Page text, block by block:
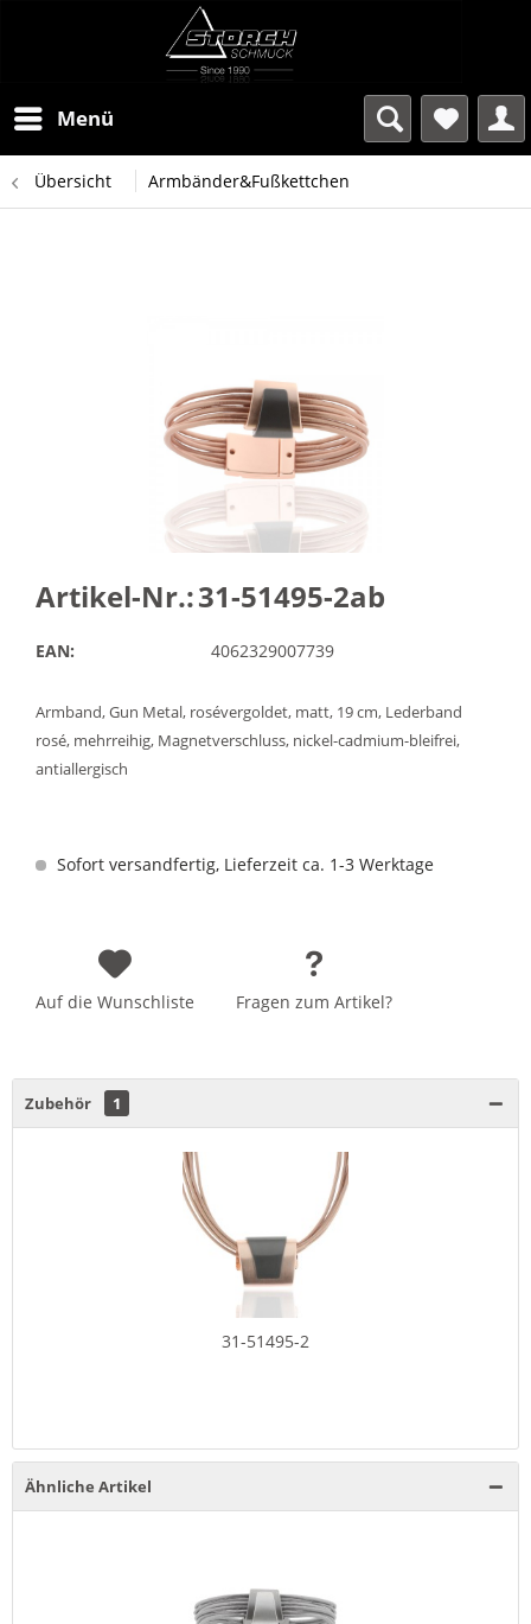
Menü
Übersicht Armbänder&Fußkettchen
Artikel-Nr.:31-51495-2ab
EAN: 4062329007739
Armband, Gun Metal, rosévergoldet, matt, 19 cm, Lederband
rosé, mehrreihig, Magnetverschluss, nickel-cadmium-bleifrei,
antiallergisch
Sofort versandfertig, Lieferzeit ca. 1-3 Werktage
Auf die Wunschliste Fragen zum Artikel?
Zubehör 1
31-51495-2
Ähnliche Artikel